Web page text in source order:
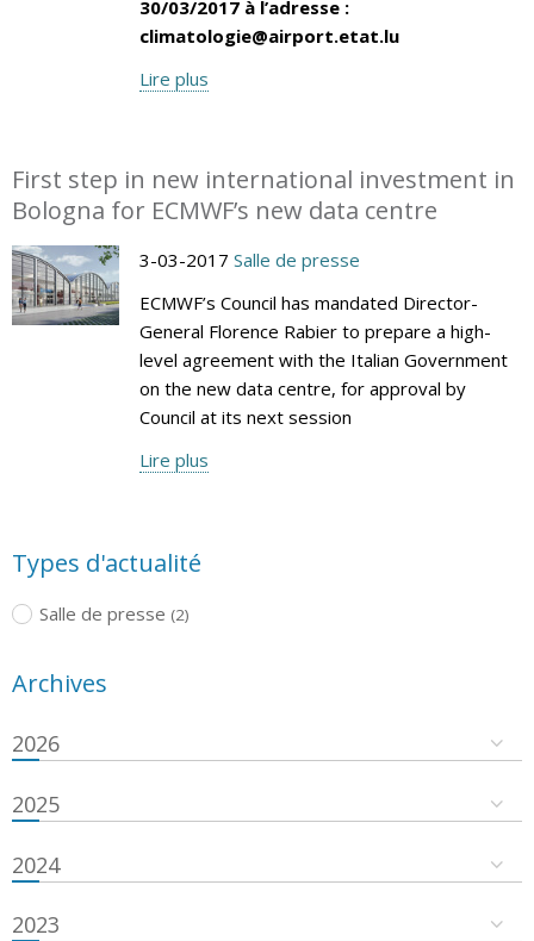
30/03/2017 à l’adresse :
climatologie@airport.etat.lu
Lire plus
First step in new international investment in
Bologna for ECMWF’s new data centre
3-03-2017 Salle de presse
ECMWF’s Council has mandated Director-
General Florence Rabier to prepare a high-
level agreement with the Italian Government
on the new data centre, for approval by
Council at its next session
Lire plus
Types d'actualité
Salle de presse (2)
Archives
2026
2025
2024
2023